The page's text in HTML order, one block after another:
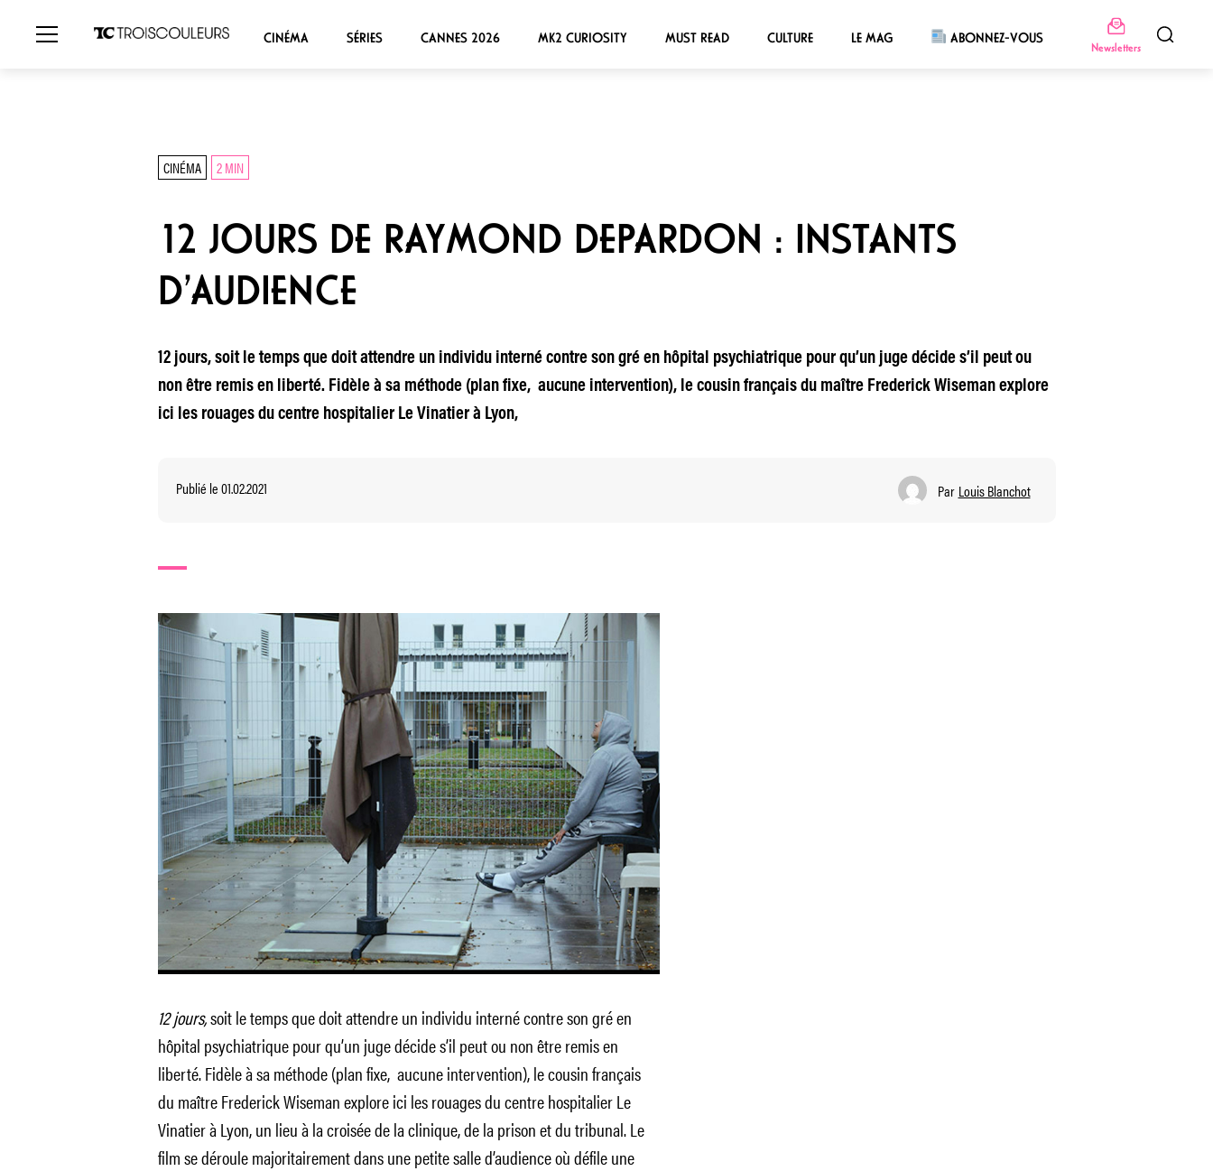
CINÉMA SÉRIES CANNES 2026 MK2 CURIOSITY MUST READ CULTURE LE MAG ABONNEZ-VOUS
Newsletters
CINÉMA 2 MIN
12 JOURS DE RAYMOND DEPARDON : INSTANTS
D’AUDIENCE
12 jours, soit le temps que doit attendre un individu interné contre son gré en hôpital psychiatrique pour qu’un juge décide s’il peut ou
non être remis en liberté. Fidèle à sa méthode (plan fixe, aucune intervention), le cousin français du maître Frederick Wiseman explore
ici les rouages du centre hospitalier Le Vinatier à Lyon,
Publié le 01.02.2021 Par Louis Blanchot
12 jours,soit le temps que doit attendre un individu interné contre son gré en
hôpital psychiatrique pour qu’un juge décide s’il peut ou non être remis en
liberté. Fidèle à sa méthode (plan fixe, aucune intervention), le cousin français
du maître Frederick Wiseman explore ici les rouages du centre hospitalier Le
Vinatier à Lyon, un lieu à la croisée de la clinique, de la prison et du tribunal. Le
film se déroule majoritairement dans une petite salle d’audience où défile une